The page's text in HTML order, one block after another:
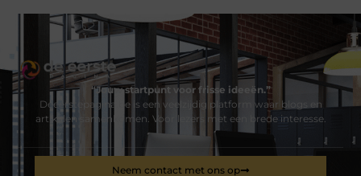
“Jouw startpunt voor frisse ideeën.”
Deeerstepagina.be is een veelzijdig platform waar blogs en
artikelen samenkomen. Voor lezers met een brede interesse.
Neem contact met ons op